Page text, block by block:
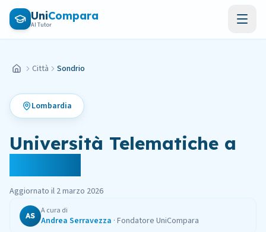
Vai al contenuto principale
UniCompara
AI Tutor
Home Città Sondrio
Lombardia
Università Telematiche a
Aggiornato il 2 marzo 2026
AS
A cura di
Andrea Serravezza · Fondatore UniCompara